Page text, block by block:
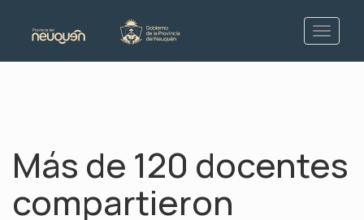
Más de 120 docentes
compartieron